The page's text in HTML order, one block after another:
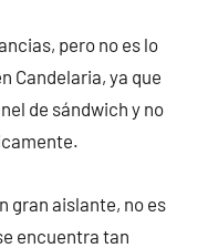
pero no es lo
Candelaria, ya que
de sándwich y no
gran aislante, no es
encuentra tan